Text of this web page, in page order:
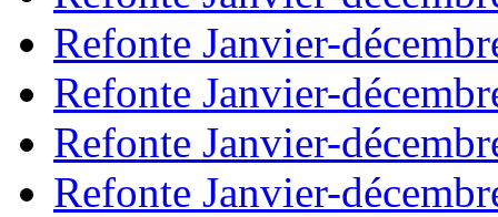
Refonte Janvier-
Refonte Janvier-
Refonte Janvier-
Refonte Janvier-